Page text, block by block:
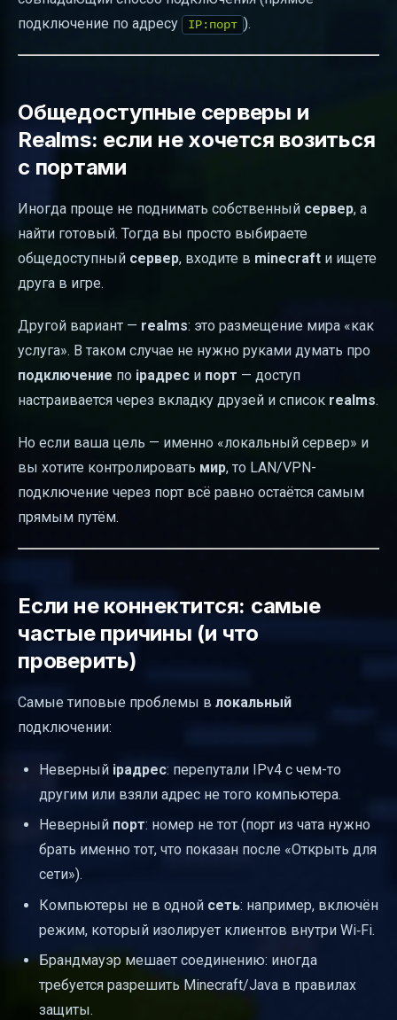
подключение по адресу
IP:порт ).
Общедоступные серверы и
Realms: если не хочется возиться
с портами
Иногда проще не поднимать собственный сервер, а
найти готовый. Тогда вы просто выбираете
общедоступный сервер, входите в minecraft и ищете
друга в игре.
Другой вариант — realms: это размещение мира «как
услуга». В таком случае не нужно руками думать про
подключение по ipадрес и порт — доступ
настраивается через вкладку друзей и список realms.
Но если ваша цель — именно «локальный сервер» и
вы хотите контролировать мир, то LAN/VPN-
подключение через порт всё равно остаётся самым
прямым путём.
Если не коннектится: самые
частые причины (и что
проверить)
Самые типовые проблемы в локальный
подключении:
Неверный ipадрес: перепутали IPv4 с чем-то
другим или взяли адрес не того компьютера.
Неверный порт: номер не тот (порт из чата нужно
брать именно тот, что показан после «Открыть для
сети»).
Компьютеры не в одной сеть: например, включён
режим, который изолирует клиентов внутри Wi‑Fi.
Брандмауэр мешает соединению: иногда
требуется разрешить Minecraft/Java в правилах
защиты.